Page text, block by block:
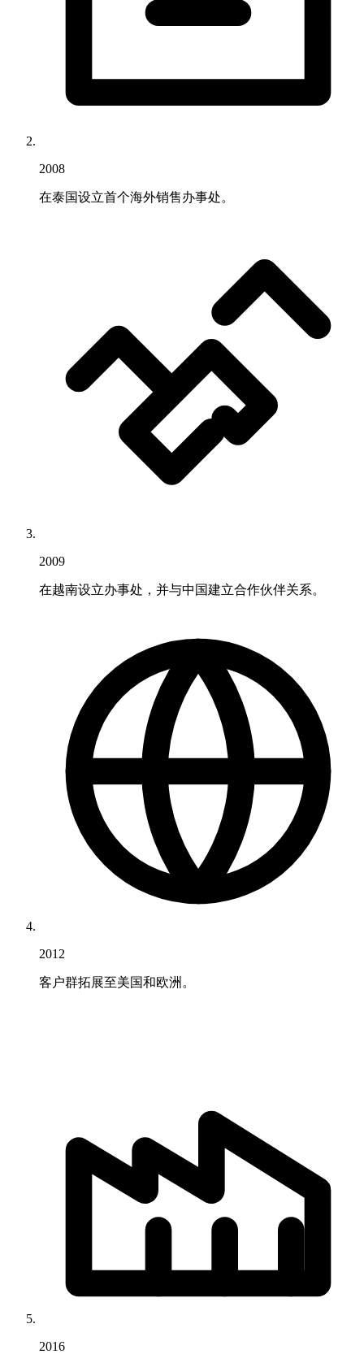
2008
在泰国设立首个海外销售办事处。
2009
在越南设立办事处，并与中国建立合作伙伴关系。
2012
客户群拓展至美国和欧洲。
2016